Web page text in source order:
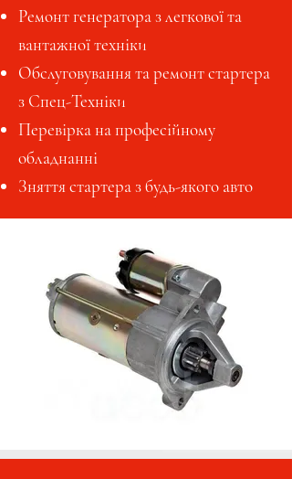
Ремонт генератора з легкової та
вантажної техніки
Обслуговування та ремонт стартера
з Спец-Техніки
Перевірка на професійному
обладнанні
Зняття стартера з будь-якого авто